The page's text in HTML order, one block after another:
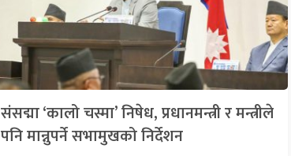
संसद्मा ‘कालो चस्मा’ निषेध, प्रधानमन्त्री र मन्त्रीले
पनि मान्नुपर्ने सभामुखको निर्देशन